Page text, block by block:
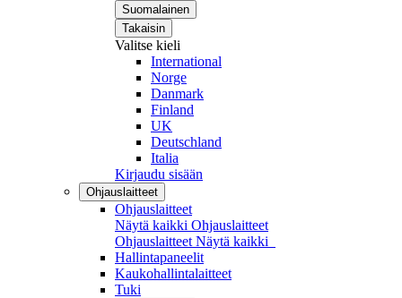
Suomalainen
Takaisin
Valitse kieli
International
Norge
Danmark
Finland
UK
Deutschland
Italia
Kirjaudu sisään
Ohjauslaitteet
Ohjauslaitteet
Näytä kaikki Ohjauslaitteet
Ohjauslaitteet Näytä kaikki
Hallintapaneelit
Kaukohallintalaitteet
Tuki